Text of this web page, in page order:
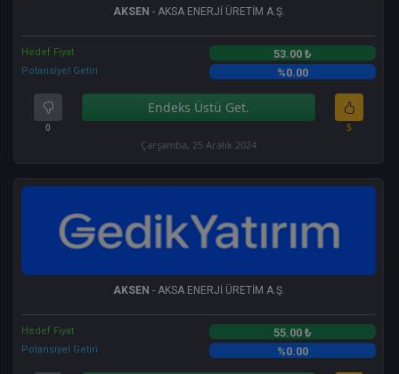
AKSEN - AKSA ENERJİ ÜRETİM A.Ş.
Hedef Fiyat 53.00 ₺
Potansiyel Getiri %0.00
0
Endeks Üstü Get.
5
Çarşamba, 25 Aralık 2024
AKSEN - AKSA ENERJİ ÜRETİM A.Ş.
Hedef Fiyat 55.00 ₺
Potansiyel Getiri %0.00